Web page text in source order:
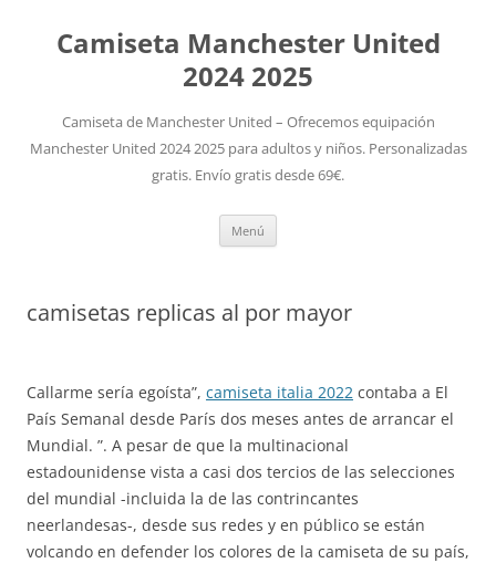
Camiseta Manchester United
2024 2025
Camiseta de Manchester United – Ofrecemos equipación
Manchester United 2024 2025 para adultos y niños. Personalizadas
gratis. Envío gratis desde 69€.
Menú
camisetas replicas al por mayor
Callarme sería egoísta”, camiseta italia 2022 contaba a El
País Semanal desde París dos meses antes de arrancar el
Mundial. ”. A pesar de que la multinacional
estadounidense vista a casi dos tercios de las selecciones
del mundial -incluida la de las contrincantes
neerlandesas-, desde sus redes y en público se están
volcando en defender los colores de la camiseta de su país,